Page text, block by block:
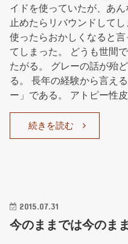
イドを使っていたが、あ
止めたらリバウンドして
使ったらおかしくなると
てしまった。 どうも世間
たがる。 グレーの話が殆
る。 長年の経験から言え
ー」である。 アトピー性
続きを読む
2015.07.31
今のままでは今のまま